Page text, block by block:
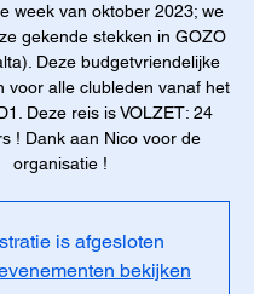
week van oktober 2023; we
gekende stekken in GOZO
Deze budgetvriendelijke
voor alle clubleden vanaf het
Deze reis is VOLZET: 24
! Dank aan Nico voor de
organisatie !
is afgesloten
bekijken